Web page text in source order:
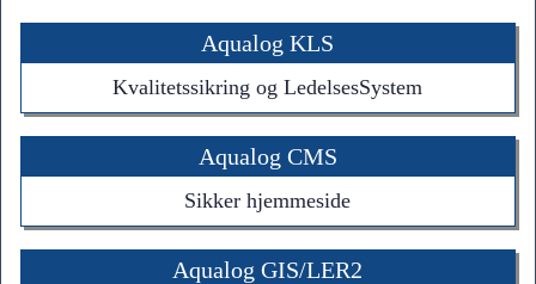
Aqualog KLS
Kvalitetssikring og LedelsesSystem
Aqualog CMS
Sikker hjemmeside
Aqualog GIS/LER2